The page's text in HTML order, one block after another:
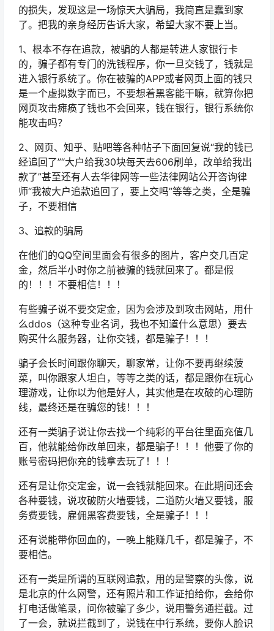
的损失，发现这是一场惊天大骗局，我简直是蠢到家
了。把我的亲身经历告诉大家，希望大家不要上当。
1、根本不存在追款，被骗的人都是转进人家银行卡
的，骗子都有专门的洗钱程序，你一旦交钱了，钱就是
进入银行系统了。你在被骗的APP或者网页上面的钱只
是一个虚拟数字而已，不要想着黑客能干嘛，就算你把
网页攻击瘫痪了钱也不会回来，钱在银行，银行系统你
能攻击吗？
2、网页、知乎、贴吧等各种帖子下面回复说“我的钱已
经追回了”“大户给我30块每天去606刷单，改单给我出
款了”甚至还有人去华律网等一些法律网站公开咨询律
师“我被大户追款追回了，要上交吗”等等之类，全是骗
子，不要相信
3、追款的骗局
在他们的QQ空间里面会有很多的图片，客户交几百定
金，然后半小时你之前被骗的钱就回来了。都是假
的！！！不要相信！！！
有些骗子说不要交定金，因为会涉及到攻击网站，用什
么ddos（这种专业名词，我也不知道什么意思）要去
购买什么服务器，让你交钱，都是骗子！！！
骗子会长时间跟你聊天，聊家常，让你不要再继续菠
菜，叫你跟家人坦白，等等之类的话，都是跟你在玩心
理游戏，让你以为他是好人，其实他是在攻破的心理防
线，最终还是在骗您的钱！！！
还有一类骗子说让你去找一个纯彩的平台往里面充值几
百，他就能给你改单回来，都是骗子！！！他要了你的
账号密码把你充的钱拿去玩了！！！
还有是让你交定金，说一会钱就能回来。在此期间还会
各种要钱，说攻破防火墙要钱，二道防火墙又要钱，服
务费要钱，雇佣黑客费要钱，全是骗子！！！
还有说能带你回血的，一晚上能赚几千，都是骗子，不
要相信。
还有一类是所谓的互联网追款，用的是警察的头像，说
是北京的什么网警，还有照片和工作证拍给你，会给你
打电话做笔录，问你被骗了多少，说用警务通拦截。过
了一会，就说拦截到了，说钱在中行系统，要你人脸识